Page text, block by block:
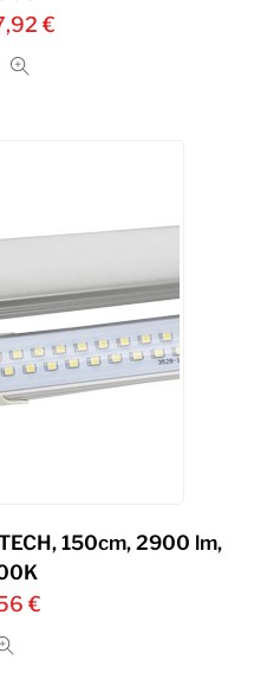
€
150cm, 2900 lm,
€